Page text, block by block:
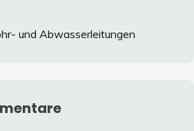
und Abwasserleitungen